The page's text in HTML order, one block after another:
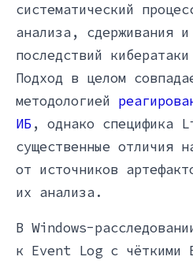
систематический
анализа, сдерживания и
последствий
Подход в целом
методологией
ИБ , однако специфика
существенные отличия
от источников
их анализа.
В Windows-
к Event Log с чёткими